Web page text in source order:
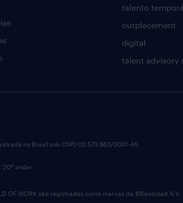
talento
outplacement
digital
talent advisory
no Brasil sob CNPJ 03.573.863/0001-46.
andar.
OF WORK são registradas como marcas da ©Randstad N.V.